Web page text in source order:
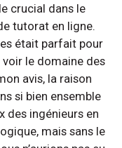
crucial dans le
tutorat en ligne.
était parfait pour
voir le domaine des
avis, la raison
si bien ensemble
des ingénieurs en
mais sans le